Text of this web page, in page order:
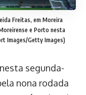
Freitas, em Moreira
e Porto nesta
Images/Getty Images)
segunda-
nona rodada